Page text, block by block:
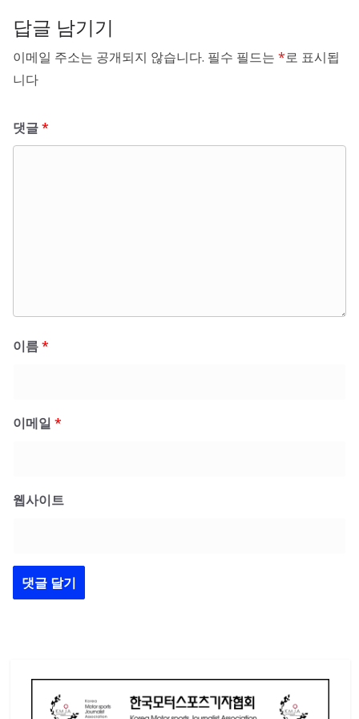
답글 남기기
이메일 주소는 공개되지 않습니다. 필수 필드는 *로 표시됩
니다
댓글*
이름*
이메일 *
웹사이트